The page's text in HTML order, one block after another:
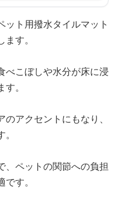
ト用撥水タイルマット
す。
べこぼしや水分が床に浸
。
アクセントにもなり、
、ペットの関節への負担
す。